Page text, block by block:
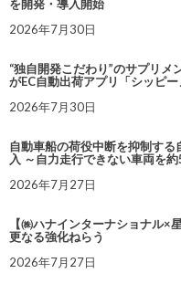
を開発・導入開始
2026年7月30日
“独自開発こだわり”のサプリメ
がEC自動出荷アプリ「シッピ
2026年7月30日
自動車船の荷役中断を抑制す
入 ～自力走行できない車両を
2026年7月27日
【㈱ハナインターナショナル×
更なる強化ねらう
2026年7月27日